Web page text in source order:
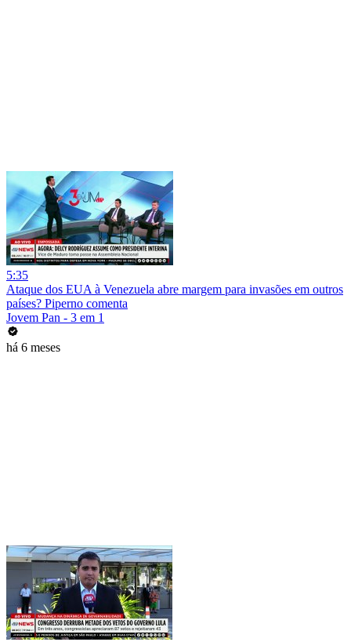
5:35
Ataque dos EUA à Venezuela abre margem para invasões em outros
países? Piperno comenta
Jovem Pan - 3 em 1
há 6 meses